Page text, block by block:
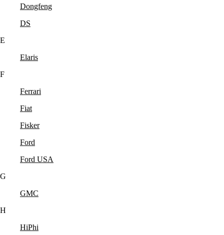
Dongfeng
DS
E
Elaris
F
Ferrari
Fiat
Fisker
Ford
Ford USA
G
GMC
H
HiPhi